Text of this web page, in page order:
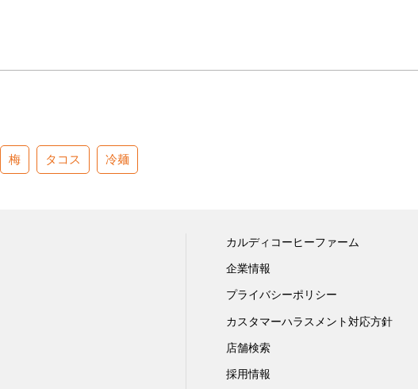
梅 タコス 冷麺
カルディコーヒーファーム
企業情報
プライバシーポリシー
カスタマーハラスメント対応方針
店舗検索
採用情報